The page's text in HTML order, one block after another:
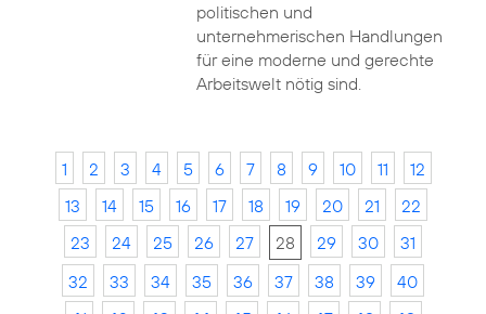
politischen und
unternehmerischen Handlungen
für eine moderne und gerechte
Arbeitswelt nötig sind.
1 2 3 4 5 6 7 8 9 10 11
12
13
14 15 16 17 18 19 20 21
22
23
24 25 26 27 28 29 30
31
32
33 34 35 36 37 38 39
40